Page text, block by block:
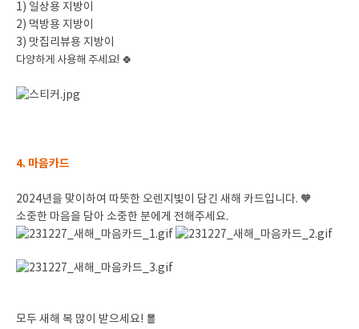
1) 일상용 지방이
2) 먹방용 지방이
3) 맛집리뷰용 지방이
다양하게 사용해 주세요! 🍀
4. 마음카드
2024년을 맞이하여 따뜻한 오렌지빛이 담긴 새해 카드입니다. 🧡
소중한 마음을 담아 소중한 분에게 전해주세요.
모두 새해 복 많이 받으세요! 🧧